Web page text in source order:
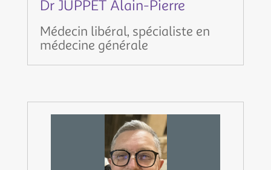
Dr JUPPET Alain-Pierre
Médecin libéral, spécialiste en
médecine générale